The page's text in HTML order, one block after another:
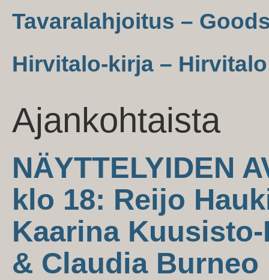
Tavaralahjoitus –
Hirvitalo-kirja –
Ajankohtaista
NÄYTTELYIDEN
klo 18: Reijo
Kaarina
& Claudia Burneo